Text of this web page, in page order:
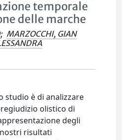
temporale
delle marche
; MARZOCCHI, GIAN
studio è di analizzare
olistico di
degli
risultati